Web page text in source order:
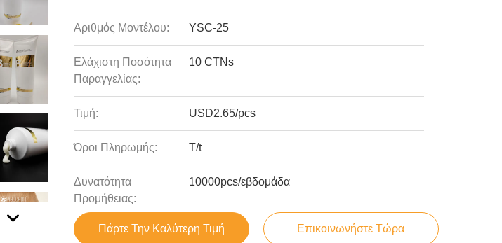
Αριθμός Μοντέλου: YSC-25
Ελάχιστη Ποσότητα
Παραγγελίας:
10 CTNs
Τιμή: USD2.65/pcs
Όροι Πληρωμής: T/t
Δυνατότητα
Προμήθειας:
10000pcs/εβδομάδα
Πάρτε Την Καλύτερη Τιμή Επικοινωνήστε Τώρα